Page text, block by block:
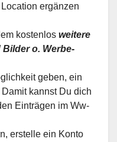
ergänzen
kostenlos weitere
o. Werbe-
geben, ein
kannst Du dich
Einträgen im Ww-
erstelle ein Konto